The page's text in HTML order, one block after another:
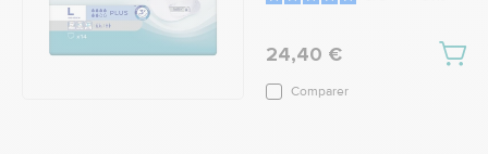
24,40 €
Comparer